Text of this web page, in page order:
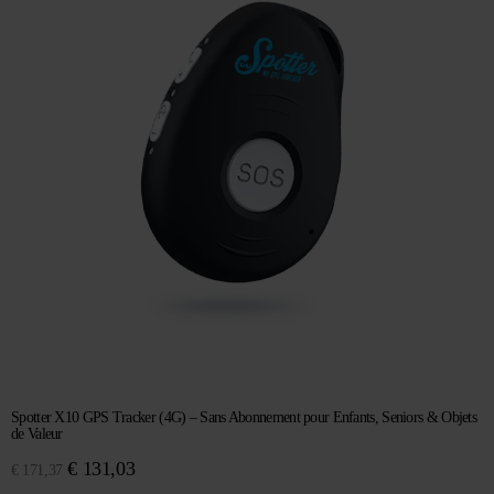
Spotter X10 GPS Tracker (4G) – Sans Abonnement pour Enfants, Seniors & Objets
de Valeur
€ 171,37 Le
€ 131,03Le